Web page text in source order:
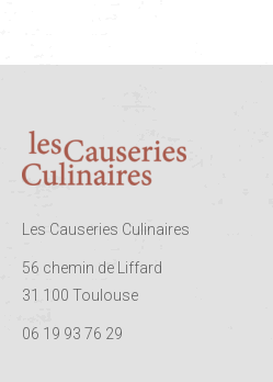
Les Causeries Culinaires
56 chemin de Liffard
31 100 Toulouse
06 19 93 76 29